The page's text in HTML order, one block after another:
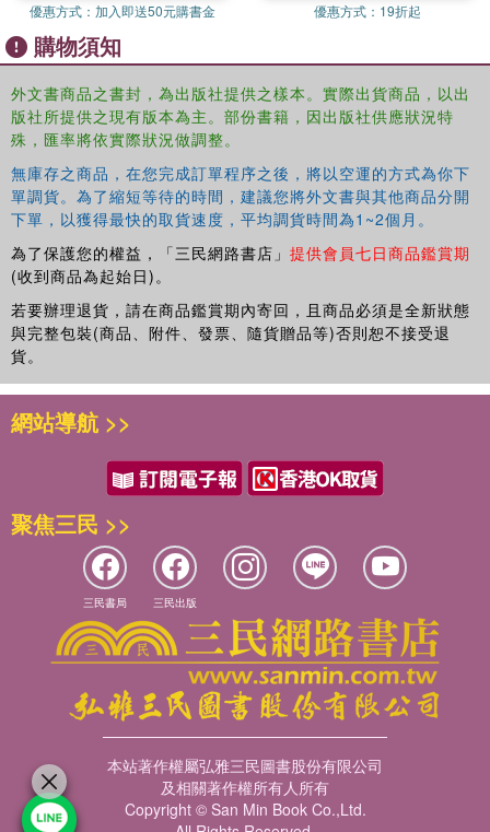
優惠方式： 加入即送50元購書金 優惠方式： 19折起
購物須知
外文書商品之書封，為出版社提供之樣本。實際出貨商品，以出
版社所提供之現有版本為主。部份書籍，因出版社供應狀況特
殊，匯率將依實際狀況做調整。
無庫存之商品，在您完成訂單程序之後，將以空運的方式為你下
單調貨。為了縮短等待的時間，建議您將外文書與其他商品分開
下單，以獲得最快的取貨速度，平均調貨時間為1~2個月。
為了保護您的權益，「三民網路書店」 提供會員七日商品鑑賞期
(收到商品為起始日)。
若要辦理退貨，請在商品鑑賞期內寄回，且商品必須是全新狀態
與完整包裝(商品、附件、發票、隨貨贈品等)否則恕不接受退
貨。
網站導航 >>
聚焦三民 >>
三民書局 三民出版
本站著作權屬弘雅三民圖書股份有限公司
及相關著作權所有人所有
Copyright © San Min Book Co.,Ltd.